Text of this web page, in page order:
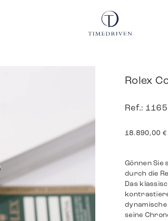
Rolex
Ref.:
18.890,00 €
Gönnen Sie
durch die
Das
seine